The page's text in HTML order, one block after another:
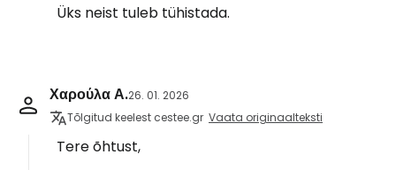
Üks neist tuleb tühistada.
Χαρούλα Α.26. 01. 2026
Tõlgitud keelest cestee.gr Vaata originaalteksti
Tere õhtust,